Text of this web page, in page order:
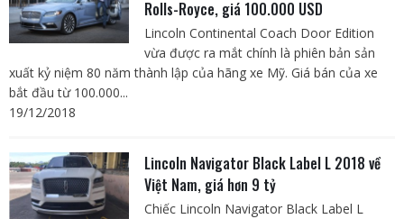
Rolls-Royce, giá 100.000 USD
Lincoln Continental Coach Door Edition
vừa được ra mắt chính là phiên bản sản
xuất kỷ niệm 80 năm thành lập của hãng xe Mỹ. Giá bán của xe
bắt đầu từ 100.000...
19/12/2018
Lincoln Navigator Black Label L 2018 về
Việt Nam, giá hơn 9 tỷ
Chiếc Lincoln Navigator Black Label L